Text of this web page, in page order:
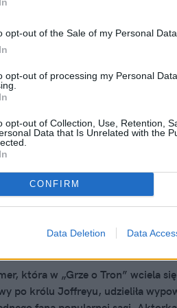
opt-out of the Sale of my Personal Data.
opt-out of processing my Personal
opt-out of Collection, Use, Retention,
Data that Is Unrelated with the
CONFIRM
Data Deletion Data
dziecko, a Jon Snow…
sezon "Gry o Tron"
opis pierwszego odcinka
wątpliwości, które mieliśmy
07:07
"Gry o Tron" ostro o
oglądać, jeśli
która w „Grze o Tron” wciela
po królu Joffreyu, udzieliła